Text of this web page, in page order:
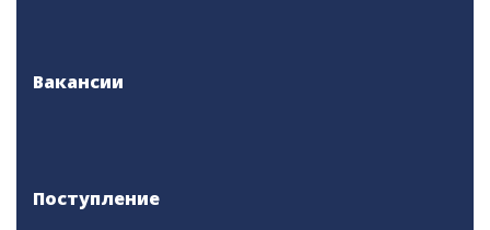
Вакансии
Поступление